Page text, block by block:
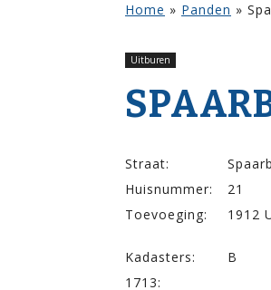
Home » Panden »
Uitburen
Straat:
Huisnummer:
21
Toevoeging:
1912
Kadasters:
B
1713: